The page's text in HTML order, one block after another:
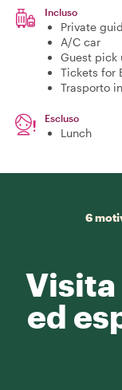
Incluso
Private
A/C car
Guest pick
Tickets for
Trasporto
Escluso
Lunch
6
Visita
ed